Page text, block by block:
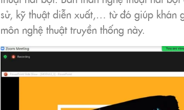
sử, kỹ thuật diễn xuất,… từ đó giúp khán
môn nghệ thuật truyền thống này.